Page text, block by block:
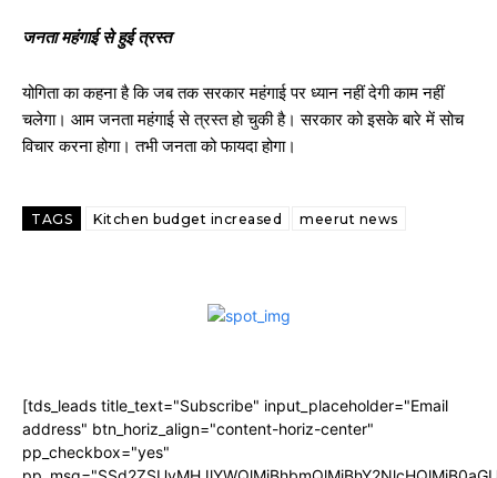
जनता महंगाई से हुई त्रस्त
योगिता का कहना है कि जब तक सरकार महंगाई पर ध्यान नहीं देगी काम नहीं
चलेगा। आम जनता महंगाई से त्रस्त हो चुकी है। सरकार को इसके बारे में सोच
विचार करना होगा। तभी जनता को फायदा होगा।
TAGS Kitchen budget increased meerut news
[tds_leads title_text="Subscribe" input_placeholder="Email
address" btn_horiz_align="content-horiz-center"
pp_checkbox="yes"